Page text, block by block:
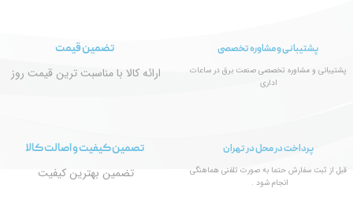
پشتیبانی و مشاوره تخصصی
پشتیبانی و مشاوره تخصصی صنعت برق در ساعات
اداری
تضمین قیمت
ارائه کالا با مناسبت ترین قیمت روز
پرداخت در محل در تهران
قبل از ثبت سفارش حتما به صورت تلفنی هماهنگی
انجام شود .
تصمین کیفیت و اصالت کالا
تضمین بهترین کیفیت